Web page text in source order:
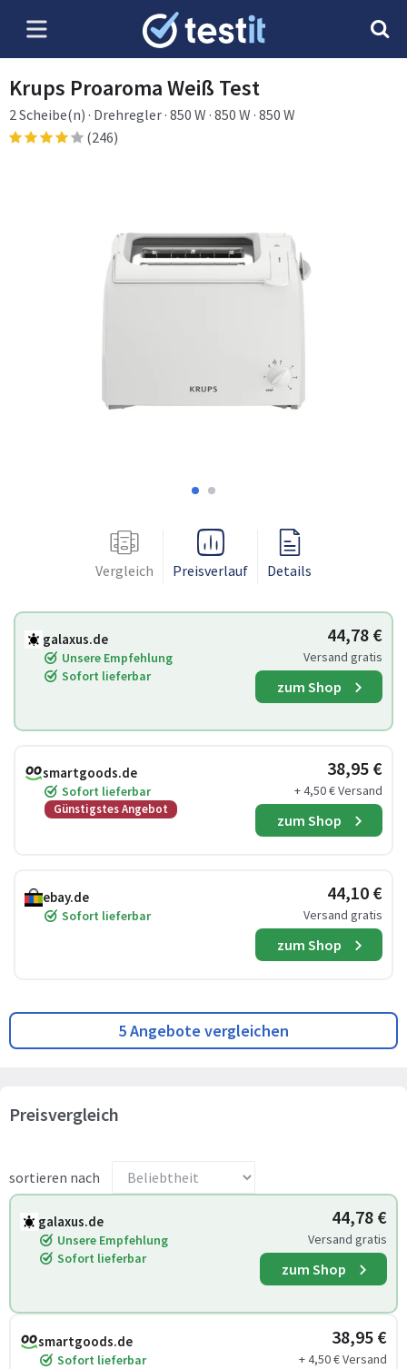
Krups Proaroma Weiß Test
2 Scheibe(n) · Drehregler · 850 W · 850 W · 850 W
(246)
Vergleich Preisverlauf Details
galaxus.de
Unsere Empfehlung
Sofort lieferbar
44,78 €
Versand gratis
zum Shop
smartgoods.de
Sofort lieferbar
Günstigstes Angebot
38,95 €
+ 4,50 € Versand
zum Shop
ebay.de
Sofort lieferbar
44,10 €
Versand gratis
zum Shop
5 Angebote vergleichen
Preisvergleich
sortieren nach
galaxus.de
Unsere Empfehlung
Sofort lieferbar
44,78 €
Versand gratis
zum Shop
smartgoods.de
Sofort lieferbar
38,95 €
+ 4,50 € Versand